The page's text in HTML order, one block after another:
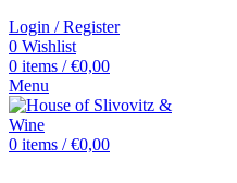
Login / Register
0 Wishlist
0 items / €0,00
Menu
0 items / €0,00